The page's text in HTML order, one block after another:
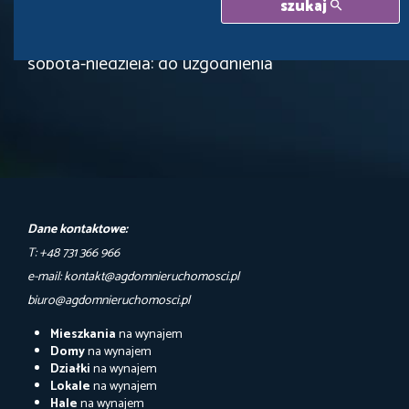
szukaj
sobota-niedziela: do uzgodnienia
Dane kontaktowe:
T: +48 731 366 966
e-mail: kontakt@agdomnieruchomosci.pl
biuro@agdomnieruchomosci.pl
Mieszkaniana wynajem
Domyna wynajem
Działkina wynajem
Lokalena wynajem
Halena wynajem